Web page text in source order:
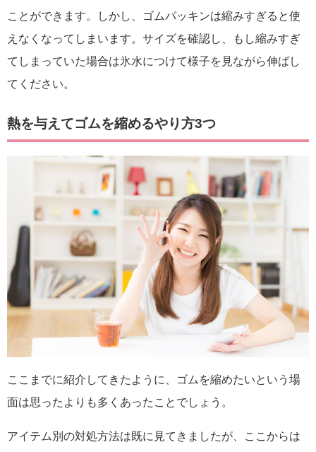
ことができます。しかし、ゴムパッキンは縮みすぎると使
えなくなってしまいます。サイズを確認し、もし縮みすぎ
てしまっていた場合は氷水につけて様子を見ながら伸ばし
てください。
熱を与えてゴムを縮めるやり方3つ
ここまでに紹介してきたように、ゴムを縮めたいという場
面は思ったよりも多くあったことでしょう。
アイテム別の対処方法は既に見てきましたが、ここからは